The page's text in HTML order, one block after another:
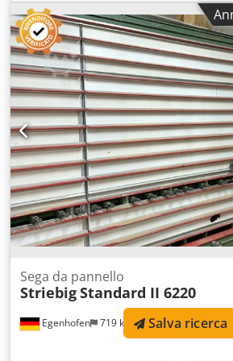
Indicatore taglio orizzontale: scala
verticale: scala Diametro lama: 300
ribaltabile: sì Velocità lama: ca. 4000
motore: 4 kW Dedpfx Aey A Hkuof Sjkr
macchina: 5500 mm Profondità
Altezza macchina: 2800 mm Peso: 800
Egenhofen 719 km
Sega da pannello
StriebigStandard II 6220
Salva ricerca